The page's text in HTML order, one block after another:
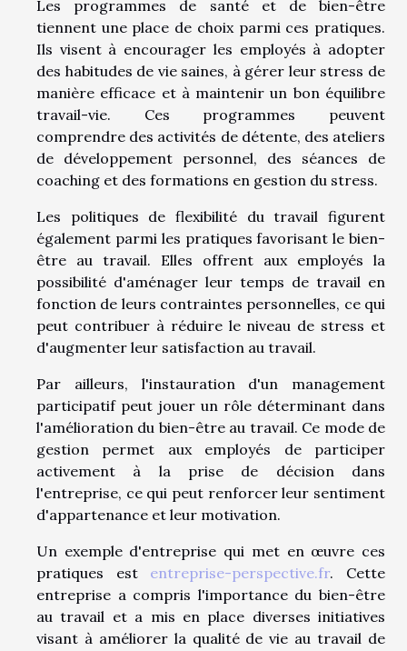
Les programmes de santé et de bien-être
tiennent une place de choix parmi ces pratiques.
Ils visent à encourager les employés à adopter
des habitudes de vie saines, à gérer leur stress de
manière efficace et à maintenir un bon équilibre
travail-vie. Ces programmes peuvent
comprendre des activités de détente, des ateliers
de développement personnel, des séances de
coaching et des formations en gestion du stress.
Les politiques de flexibilité du travail figurent
également parmi les pratiques favorisant le bien-
être au travail. Elles offrent aux employés la
possibilité d'aménager leur temps de travail en
fonction de leurs contraintes personnelles, ce qui
peut contribuer à réduire le niveau de stress et
d'augmenter leur satisfaction au travail.
Par ailleurs, l'instauration d'un management
participatif peut jouer un rôle déterminant dans
l'amélioration du bien-être au travail. Ce mode de
gestion permet aux employés de participer
activement à la prise de décision dans
l'entreprise, ce qui peut renforcer leur sentiment
d'appartenance et leur motivation.
Un exemple d'entreprise qui met en œuvre ces
pratiques est entreprise-perspective.fr. Cette
entreprise a compris l'importance du bien-être
au travail et a mis en place diverses initiatives
visant à améliorer la qualité de vie au travail de